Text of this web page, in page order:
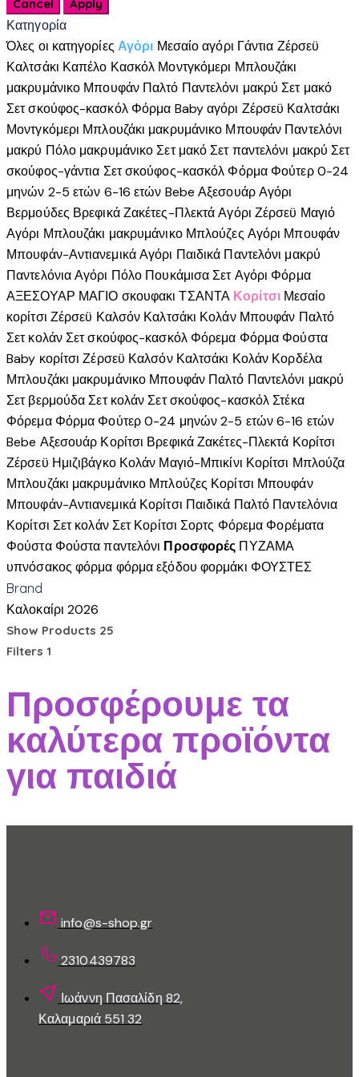
προϊόντος
Κατηγορία
Όλες οι κατηγορίες Αγόρι Μεσαίο αγόρι Γάντια Ζέρσεϋ
Καλτσάκι Καπέλο Κασκόλ Μοντγκόμερι Μπλουζάκι
μακρυμάνικο Μπουφάν Παλτό Παντελόνι μακρύ Σετ μακό
Σετ σκούφος-κασκόλ Φόρμα Baby αγόρι Ζέρσεϋ Καλτσάκι
Μοντγκόμερι Μπλουζάκι μακρυμάνικο Μπουφάν Παντελόνι
μακρύ Πόλο μακρυμάνικο Σετ μακό Σετ παντελόνι μακρύ Σετ
σκούφος-γάντια Σετ σκούφος-κασκόλ Φόρμα Φούτερ 0-24
μηνών 2-5 ετών 6-16 ετών Bebe Αξεσουάρ Αγόρι
Βερμούδες Βρεφικά Ζακέτες-Πλεκτά Αγόρι Ζέρσεϋ Μαγιό
Αγόρι Μπλουζάκι μακρυμάνικο Μπλούζες Αγόρι Μπουφάν
Μπουφάν-Αντιανεμικά Αγόρι Παιδικά Παντελόνι μακρύ
Παντελόνια Αγόρι Πόλο Πουκάμισα Σετ Αγόρι Φόρμα
ΑΞΕΣΟΥΑΡ ΜΑΓΙΟ σκουφακι ΤΣΑΝΤΑ Κορίτσι Μεσαίο
κορίτσι Ζέρσεϋ Καλσόν Καλτσάκι Κολάν Μπουφάν Παλτό
Σετ κολάνΣετ σκούφος-κασκόλ Φόρεμα Φόρμα Φούστα
Baby κορίτσι Ζέρσεϋ Καλσόν Καλτσάκι Κολάν Κορδέλα
Μπλουζάκι μακρυμάνικο Μπουφάν Παλτό Παντελόνι μακρύ
Σετ βερμούδα Σετ κολάν Σετ σκούφος-κασκόλ Στέκα
Φόρεμα Φόρμα Φούτερ0-24 μηνών2-5 ετών6-16 ετών
Bebe Αξεσουάρ Κορίτσι ΒρεφικάΖακέτες-Πλεκτά Κορίτσι
Ζέρσεϋ Ημιζιβάγκο Κολάν Μαγιό-Μπικίνι Κορίτσι Μπλούζα
Μπλουζάκι μακρυμάνικο Μπλούζες Κορίτσι Μπουφάν
Μπουφάν-Αντιανεμικά Κορίτσι Παιδικά Παλτό Παντελόνια
Κορίτσι Σετ κολάν Σετ Κορίτσι Σορτς Φόρεμα Φορέματα
Φούστα Φούστα παντελόνι Προσφορές ΠΥΖΑΜΑ
υπνόσακος φόρμα φόρμα εξόδου φορμάκι ΦΟΥΣΤΕΣ
Brand
Καλοκαίρι 2026
Show Products 25
Filters 1
Προσφέρουμε τα
καλύτερα προϊόντα
για παιδιά
info@s-shop.gr
2310439783
Ιωάννη Πασαλίδη 82,
Καλαμαριά 551 32